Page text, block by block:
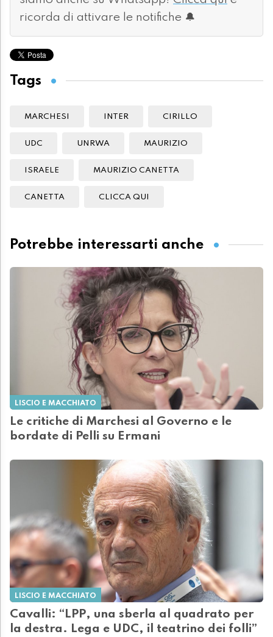
ricorda di attivare le notifiche 🔔
Tags
MARCHESI INTER CIRILLO
UDC UNRWA MAURIZIO
ISRAELE MAURIZIO CANETTA
CANETTA CLICCA QUI
Potrebbe interessarti anche
LISCIO E MACCHIATO
Le critiche di Marchesi al Governo e le
bordate di Pelli su Ermani
LISCIO E MACCHIATO
Cavalli: “LPP, una sberla al quadrato per
la destra. Lega e UDC, il teatrino dei folli”